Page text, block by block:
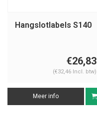
Hangslotlabels S140
€26,83
(€32,46 Incl. btw)
Meer info